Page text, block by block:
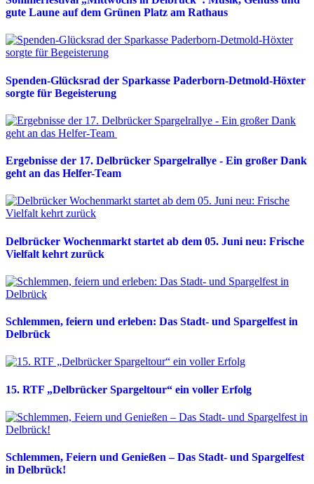
gute Laune auf dem Grünen Platz am Rathaus
Spenden-Glücksrad der Sparkasse Paderborn-Detmold-Höxter
sorgte für Begeisterung
Ergebnisse der 17. Delbrücker Spargelrallye - Ein großer Dank
geht an das Helfer-Team
Delbrücker Wochenmarkt startet ab dem 05. Juni neu: Frische
Vielfalt kehrt zurück
Schlemmen, feiern und erleben: Das Stadt- und Spargelfest in
Delbrück
15. RTF „Delbrücker Spargeltour“ ein voller Erfolg
Schlemmen, Feiern und Genießen – Das Stadt- und Spargelfest
in Delbrück!